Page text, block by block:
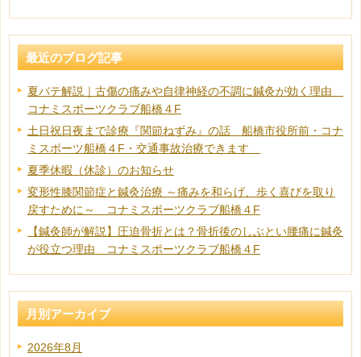
最近のブログ記事
夏バテ解説｜古傷の痛みや自律神経の不調に鍼灸が効く理由
コナミスポーツクラブ船橋４F
土日祝日夜まで診療『関節ねずみ』の話 船橋市役所前・コナ
ミスポーツ船橋４F・交通事故治療できます
夏季休暇（休診）のお知らせ
変形性膝関節症と鍼灸治療 ～痛みを和らげ、歩く喜びを取り
戻すために～ コナミスポーツクラブ船橋４F
【鍼灸師が解説】圧迫骨折とは？骨折後のしぶとい腰痛に鍼灸
が役立つ理由 コナミスポーツクラブ船橋４F
月別アーカイブ
2026年8月